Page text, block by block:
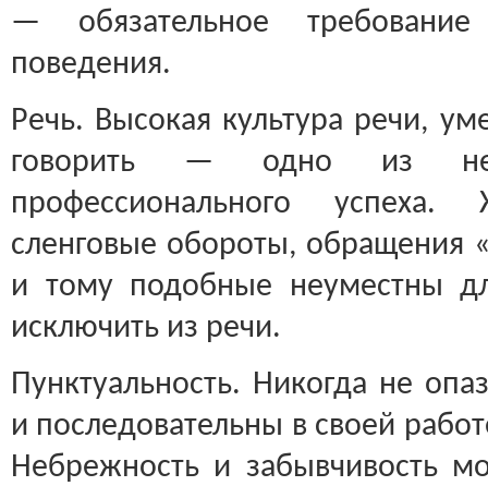
— обязательное требование
поведения.
Речь. Высокая культура речи,
говорить — одно из
профессионального успеха.
сленговые обороты, обращения
и тому подобные неуместны
исключить из речи.
Пунктуальность. Никогда не
и последовательны в своей
Небрежность и забывчивость